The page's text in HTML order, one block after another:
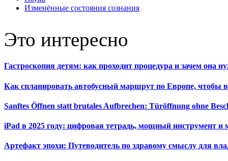
Изменённые состояния сознания
Это интересно
Гастроскопия детям: как проходит процедура и зачем она
Как спланировать автобусный маршрут по Европе, чтобы
Sanftes Öffnen statt brutales Aufbrechen: Türöffnung ohne
iPad в 2025 году: цифровая тетрадь, мощный инструмент и
Артефакт эпохи: Путеводитель по здравому смыслу для